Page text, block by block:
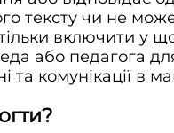
тексту чи не
включити у
або педагога
та комунікації в